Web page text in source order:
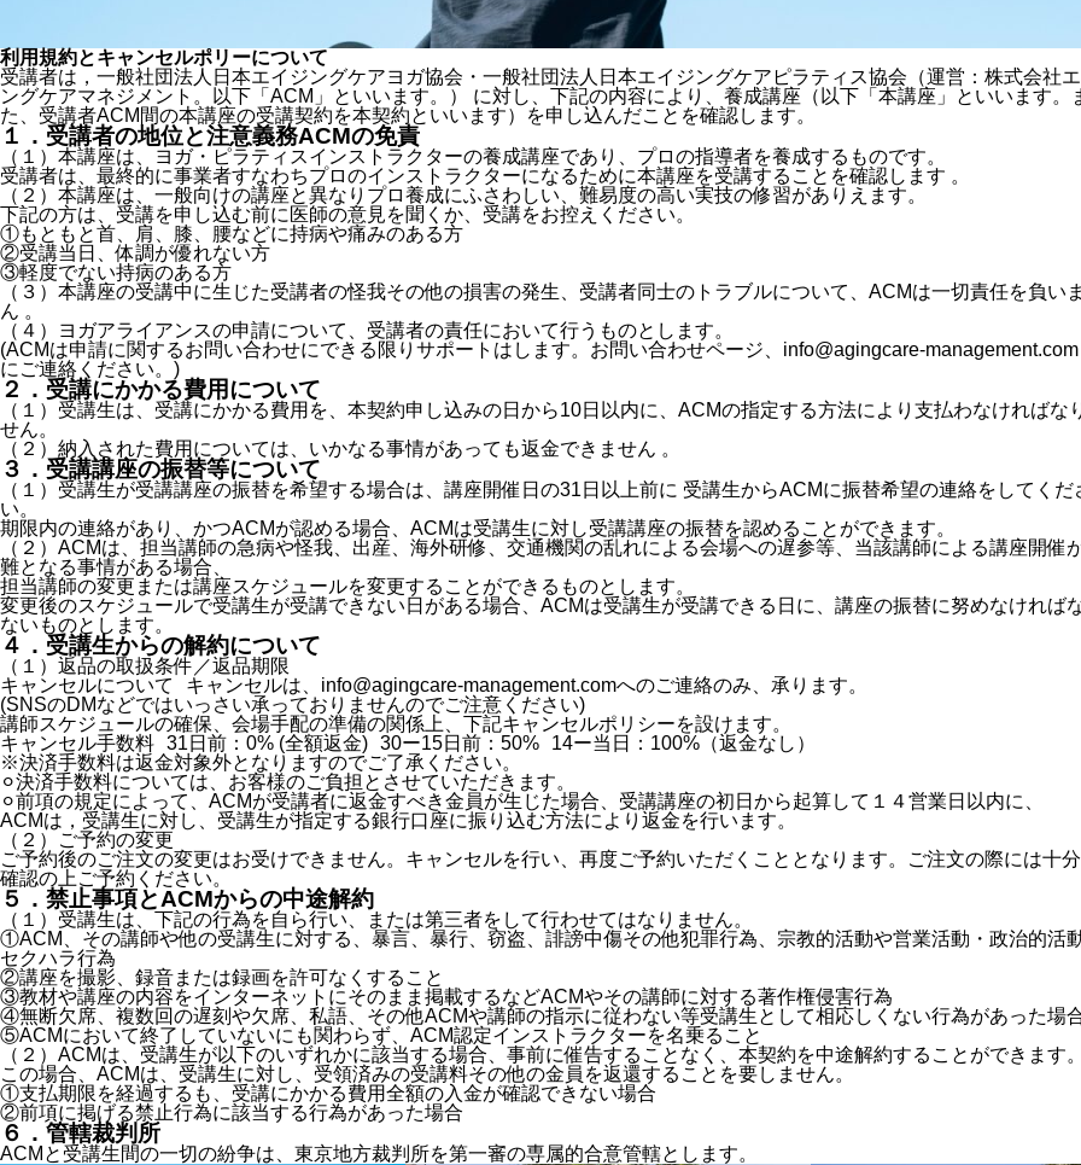
利用規約とキャンセルポリーについて
受講者は，一般社団法人日本エイジングケアヨガ協会・一般社団法人日本エイジングケアピラティス協会（運営：株式会社
ングケアマネジメント。以下「ACM」といいます。） に対し、下記の内容により、養成講座（以下「本講座」といいます。
た、受講者ACM間の本講座の受講契約を本契約といいます）を申し込んだことを確認します。
１．受講者の地位と注意義務ACMの免責
（１）本講座は、ヨガ・ピラティスインストラクターの養成講座であり、プロの指導者を養成するものです。
受講者は、最終的に事業者すなわちプロのインストラクターになるために本講座を受講することを確認します 。
（２）本講座は、一般向けの講座と異なりプロ養成にふさわしい、難易度の高い実技の修習がありえます。
下記の方は、受講を申し込む前に医師の意見を聞くか、受講をお控えください。
①もともと首、肩、膝、腰などに持病や痛みのある方
②受講当日、体調が優れない方
③軽度でない持病のある方
（３）本講座の受講中に生じた受講者の怪我その他の損害の発生、受講者同士のトラブルについて、ACMは一切責任を負い
ん 。
（４）ヨガアライアンスの申請について、受講者の責任において行うものとします。
(ACMは申請に関するお問い合わせにできる限りサポートはします。お問い合わせページ、info@agingcare-management.com
にご連絡ください。)
２．受講にかかる費用について
（１）受講生は、受講にかかる費用を、本契約申し込みの日から10日以内に、ACMの指定する方法により支払わなければな
せん。
（２）納入された費用については、いかなる事情があっても返金できません 。
３．受講講座の振替等について
（１）受講生が受講講座の振替を希望する場合は、講座開催日の31日以上前に 受講生からACMに振替希望の連絡をしてくだ
い。
期限内の連絡があり、かつACMが認める場合、ACMは受講生に対し受講講座の振替を認めることができます。
（２）ACMは、担当講師の急病や怪我、出産、海外研修、交通機関の乱れによる会場への遅参等、当該講師による講座開催
難となる事情がある場合、
担当講師の変更または講座スケジュールを変更することができるものとします。
変更後のスケジュールで受講生が受講できない日がある場合、ACMは受講生が受講できる日に、講座の振替に努めなければ
ないものとします。
４．受講生からの解約について
（１）返品の取扱条件／返品期限
キャンセルについて キャンセルは、info@agingcare-management.comへのご連絡のみ、承ります。
(SNSのDMなどではいっさい承っておりませんのでご注意ください)
講師スケジュールの確保、会場手配の準備の関係上、下記キャンセルポリシーを設けます。
キャンセル手数料 31日前：0% (全額返金) 30ー15日前：50% 14ー当日：100%（返金なし）
※決済手数料は返金対象外となりますのでご了承ください。
⚪︎決済手数料については、お客様のご負担とさせていただきます。
⚪︎前項の規定によって、ACMが受講者に返金すべき金員が生じた場合、受講講座の初日から起算して１４営業日以内に、
ACMは，受講生に対し、受講生が指定する銀行口座に振り込む方法により返金を行います。
（２）ご予約の変更
ご予約後のご注文の変更はお受けできません。キャンセルを行い、再度ご予約いただくこととなります。ご注文の際には十
確認の上ご予約ください。
５．禁止事項とACMからの中途解約
（１）受講生は、下記の行為を自ら行い、または第三者をして行わせてはなりません。
①ACM、その講師や他の受講生に対する、暴言、暴行、窃盗、誹謗中傷その他犯罪行為、宗教的活動や営業活動・政治的活動
セクハラ行為
②講座を撮影、録音または録画を許可なくすること
③教材や講座の内容をインターネットにそのまま掲載するなどACMやその講師に対する著作権侵害行為
④無断欠席、複数回の遅刻や欠席、私語、その他ACMや講師の指示に従わない等受講生として相応しくない行為があった場
⑤ACMにおいて終了していないにも関わらず、ACM認定インストラクターを名乗ること
（２）ACMは、受講生が以下のいずれかに該当する場合、事前に催告することなく、本契約を中途解約することができます。
この場合、ACMは、受講生に対し、受領済みの受講料その他の金員を返還することを要しません。
①支払期限を経過するも、受講にかかる費用全額の入金が確認できない場合
②前項に掲げる禁止行為に該当する行為があった場合
６．管轄裁判所
ACMと受講生間の一切の紛争は、東京地方裁判所を第一審の専属的合意管轄とします。